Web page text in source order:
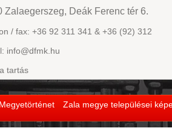
Megyetörténet Zala megye települései
Zalaegerszeg, Deák Ferenc tér 6.
/ fax: +36 92 311 341 & +36 (92) 312
info@dfmk.hu
tartás